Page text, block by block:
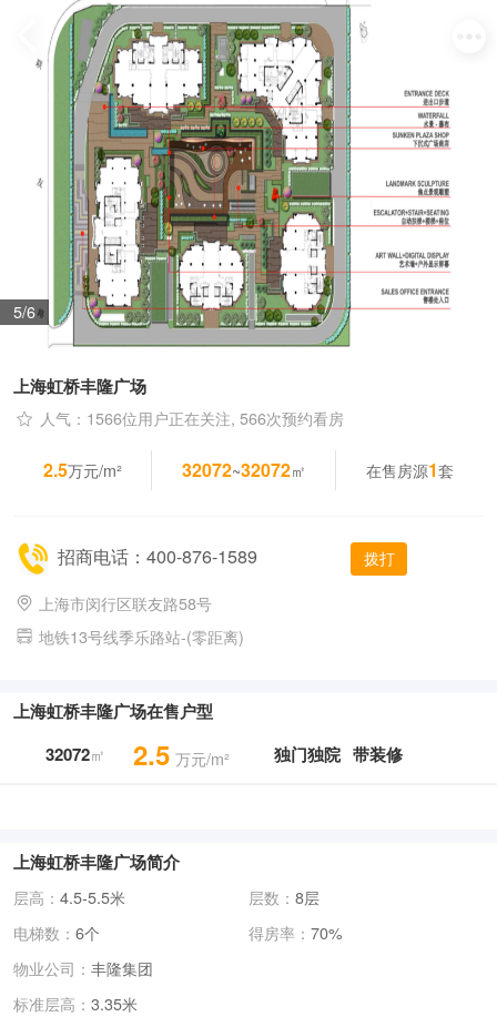
5/6
上海虹桥丰隆广场
人气：1566位用户正在关注, 566次预约看房
2.5万元/m² 32072~32072㎡ 在售房源1套
招商电话：400-876-1589 拨打
上海市闵行区联友路58号
地铁13号线季乐路站-(零距离)
上海虹桥丰隆广场在售户型
32072㎡ 2.5 万元/m² 独门独院 带装修
上海虹桥丰隆广场简介
层高： 4.5-5.5米 层数： 8层
电梯数： 6个 得房率： 70%
物业公司： 丰隆集团
标准层高： 3.35米